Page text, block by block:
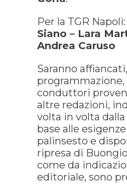
Per la TGR Napoli:
Siano – Lara
Andrea Caruso
Saranno
programmazione,
conduttori
altre redazioni,
volta in volta
base alle
palinsesto e
ripresa di
come da
editoriale, sono